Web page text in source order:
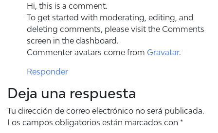
Hi, this is a comment.
To get started with moderating, editing, and
deleting comments, please visit the Comments
screen in the dashboard.
Commenter avatars come from Gravatar.
Responder
Deja una respuesta
Tu dirección de correo electrónico no será publicada.
Los campos obligatorios están marcados con *